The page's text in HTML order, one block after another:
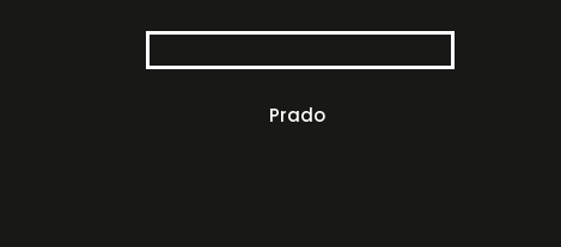
Prado